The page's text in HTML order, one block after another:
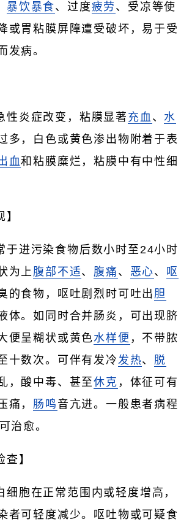
暴饮暴食、过度疲劳 、受凉等使
或胃粘膜屏障遭受破坏，易于受
发病。
性炎症改变，粘膜显著 充血、 水
多，白色或黄色渗出物附着于表
血和粘膜糜烂，粘膜中有中性细
】
于进污染食物后数小时至24小时
为上 腹部不适、 腹痛 、 恶心、 呕
的食物，呕吐剧烈时可吐出 胆
体。如同时合并肠炎，可出现脐
便呈糊状或黄色水样便 ，不带脓
十数次。可伴有发冷发热、 脱
，酸中毒、甚至休克 ，体征可有
痛， 肠鸣 音亢进。一般患者病程
治愈。
查】
细胞在正常范围内或轻度增高，
者可轻度减少。呕吐物或可疑食